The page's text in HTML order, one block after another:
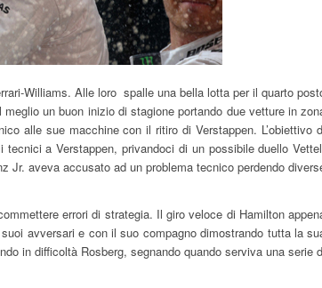
Williams. Alle loro spalle una bella lotta per il quarto
un buon inizio di stagione portando due vetture in
alle sue macchine con il ritiro di Verstappen. L’obiettivo
a Verstappen, privandoci di un possibile duello
Jr. aveva accusato ad un problema tecnico perdendo
errori di strategia. Il giro veloce di Hamilton
avversari e con il suo compagno dimostrando tutta la
in difficoltà Rosberg, segnando quando serviva una serie